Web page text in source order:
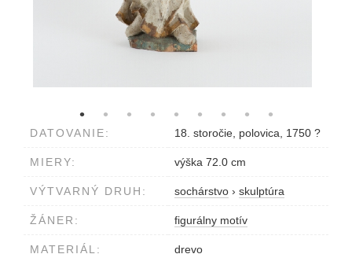
DATOVANIE: 18. storočie, polovica, 1750 ?
MIERY: výška 72.0 cm
VÝTVARNÝ DRUH: sochárstvo › skulptúra
ŽÁNER: figurálny motív
MATERIÁL: drevo